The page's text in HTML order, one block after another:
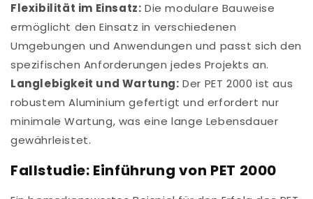
Flexibilität im Einsatz: Die modulare Bauweise
ermöglicht den Einsatz in verschiedenen
Umgebungen und Anwendungen und passt sich den
spezifischen Anforderungen jedes Projekts an.
Langlebigkeit und Wartung: Der PET 2000 ist aus
robustem Aluminium gefertigt und erfordert nur
minimale Wartung, was eine lange Lebensdauer
gewährleistet.
Fallstudie: Einführung von PET 2000